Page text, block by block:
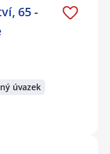
65 -
úvazek